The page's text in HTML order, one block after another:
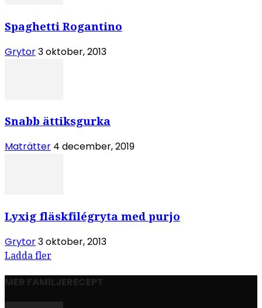
Spaghetti Rogantino
Grytor3 oktober, 2013
Snabb ättiksgurka
Maträtter 4 december, 2019
Lyxig fläskfilégryta med purjo
Grytor3 oktober, 2013
Ladda fler
MER FAMILJERECEPT